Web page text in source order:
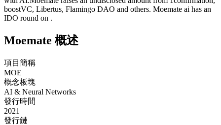
boostVC, Libertus, Flamingo DAO and others. Moemate ai has an
IDO round on .
Moemate 概述
項目簡稱
MOE
概念板塊
AI & Neural Networks
發行時間
2021
發行鏈